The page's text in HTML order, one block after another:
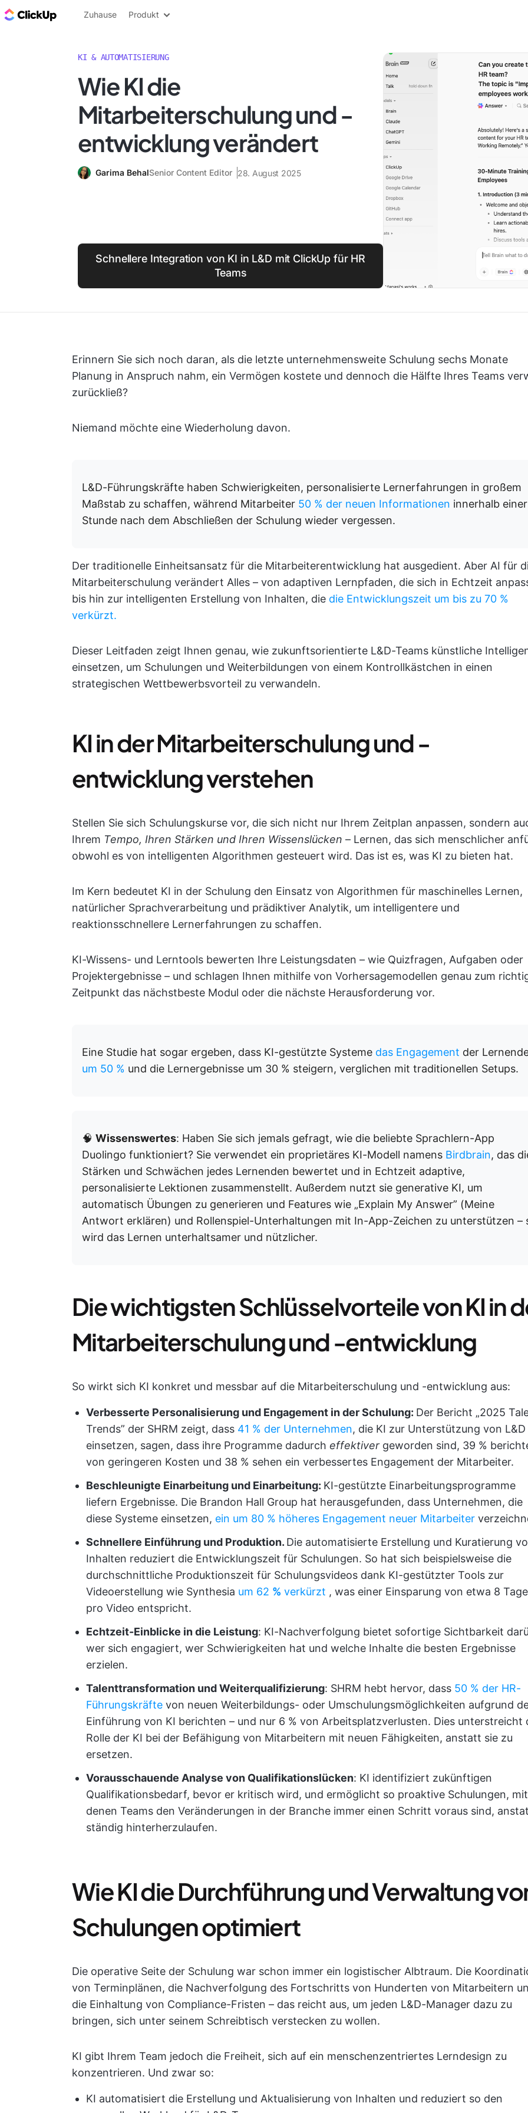
ClickUp Blog
Zuhause Produkt
KI & AUTOMATISIERUNG
Wie KI die
Mitarbeiterschulung und -
entwicklung verändert
Garima BehalSenior Content Editor 28. August 2025
Schnellere Integration von KI in L&D mit ClickUp für HR
Teams
Erinnern Sie sich noch daran, als die letzte unternehmensweite Schulung sechs Monate
Planung in Anspruch nahm, ein Vermögen kostete und dennoch die Hälfte Ihres Teams
zurückließ?
Niemand möchte eine Wiederholung davon.
L&D-Führungskräfte haben Schwierigkeiten, personalisierte Lernerfahrungen in großem
Maßstab zu schaffen, während Mitarbeiter 50 % der neuen Informationen innerhalb einer
Stunde nach dem Abschließen der Schulung wieder vergessen.
Der traditionelle Einheitsansatz für die Mitarbeiterentwicklung hat ausgedient. Aber AI für
Mitarbeiterschulung verändert Alles – von adaptiven Lernpfaden, die sich in Echtzeit
bis hin zur intelligenten Erstellung von Inhalten, die die Entwicklungszeit um bis zu 70 %
verkürzt.
Dieser Leitfaden zeigt Ihnen genau, wie zukunftsorientierte L&D-Teams künstliche
einsetzen, um Schulungen und Weiterbildungen von einem Kontrollkästchen in einen
strategischen Wettbewerbsvorteil zu verwandeln.
KI in der Mitarbeiterschulung und -
entwicklung verstehen
Stellen Sie sich Schulungskurse vor, die sich nicht nur Ihrem Zeitplan anpassen, sondern
Ihrem Tempo, Ihren Stärken und Ihren Wissenslücken – Lernen, das sich menschlicher
obwohl es von intelligenten Algorithmen gesteuert wird. Das ist es, was KI zu bieten hat.
Im Kern bedeutet KI in der Schulung den Einsatz von Algorithmen für maschinelles Lernen,
natürlicher Sprachverarbeitung und prädiktiver Analytik, um intelligentere und
reaktionsschnellere Lernerfahrungen zu schaffen.
KI-Wissens- und Lerntools bewerten Ihre Leistungsdaten – wie Quizfragen, Aufgaben oder
Projektergebnisse – und schlagen Ihnen mithilfe von Vorhersagemodellen genau zum
Zeitpunkt das nächstbeste Modul oder die nächste Herausforderung vor.
Eine Studie hat sogar ergeben, dass KI-gestützte Systeme das Engagement der
um 50 % und die Lernergebnisse um 30 % steigern, verglichen mit traditionellen Setups.
🧠 Wissenswertes: Haben Sie sich jemals gefragt, wie die beliebte Sprachlern-App
Duolingo funktioniert? Sie verwendet ein proprietäres KI-Modell namens Birdbrain, das
Stärken und Schwächen jedes Lernenden bewertet und in Echtzeit adaptive,
personalisierte Lektionen zusammenstellt. Außerdem nutzt sie generative KI, um
automatisch Übungen zu generieren und Features wie „Explain My Answer” (Meine
Antwort erklären) und Rollenspiel-Unterhaltungen mit In-App-Zeichen zu unterstützen –
wird das Lernen unterhaltsamer und nützlicher.
Die wichtigsten Schlüsselvorteile von KI in
Mitarbeiterschulung und -entwicklung
So wirkt sich KI konkret und messbar auf die Mitarbeiterschulung und -entwicklung aus:
Verbesserte Personalisierung und Engagement in der Schulung: Der Bericht „2025
Trends” der SHRM zeigt, dass 41 % der Unternehmen, die KI zur Unterstützung von L&D
einsetzen, sagen, dass ihre Programme dadurch effektiver geworden sind, 39 %
von geringeren Kosten und 38 % sehen ein verbessertes Engagement der Mitarbeiter.
Beschleunigte Einarbeitung und Einarbeitung: KI-gestützte Einarbeitungsprogramme
liefern Ergebnisse. Die Brandon Hall Group hat herausgefunden, dass Unternehmen, die
diese Systeme einsetzen, ein um 80 % höheres Engagement neuer Mitarbeiter
Schnellere Einführung und Produktion. Die automatisierte Erstellung und Kuratierung
Inhalten reduziert die Entwicklungszeit für Schulungen. So hat sich beispielsweise die
durchschnittliche Produktionszeit für Schulungsvideos dank KI-gestützter Tools zur
Videoerstellung wie Synthesia um 62 % verkürzt , was einer Einsparung von etwa 8
pro Video entspricht.
Echtzeit-Einblicke in die Leistung: KI-Nachverfolgung bietet sofortige Sichtbarkeit
wer sich engagiert, wer Schwierigkeiten hat und welche Inhalte die besten Ergebnisse
erzielen.
Talenttransformation und Weiterqualifizierung: SHRM hebt hervor, dass 50 % der HR-
Führungskräfte von neuen Weiterbildungs- oder Umschulungsmöglichkeiten aufgrund
Einführung von KI berichten – und nur 6 % von Arbeitsplatzverlusten. Dies unterstreicht
Rolle der KI bei der Befähigung von Mitarbeitern mit neuen Fähigkeiten, anstatt sie zu
ersetzen.
Vorausschauende Analyse von Qualifikationslücken: KI identifiziert zukünftigen
Qualifikationsbedarf, bevor er kritisch wird, und ermöglicht so proaktive Schulungen, mit
denen Teams den Veränderungen in der Branche immer einen Schritt voraus sind,
ständig hinterherzulaufen.
Wie KI die Durchführung und Verwaltung
Schulungen optimiert
Die operative Seite der Schulung war schon immer ein logistischer Albtraum. Die
von Terminplänen, die Nachverfolgung des Fortschritts von Hunderten von Mitarbeitern
die Einhaltung von Compliance-Fristen – das reicht aus, um jeden L&D-Manager dazu zu
bringen, sich unter seinem Schreibtisch verstecken zu wollen.
KI gibt Ihrem Team jedoch die Freiheit, sich auf ein menschenzentriertes Lerndesign zu
konzentrieren. Und zwar so:
KI automatisiert die Erstellung und Aktualisierung von Inhalten und reduziert so den